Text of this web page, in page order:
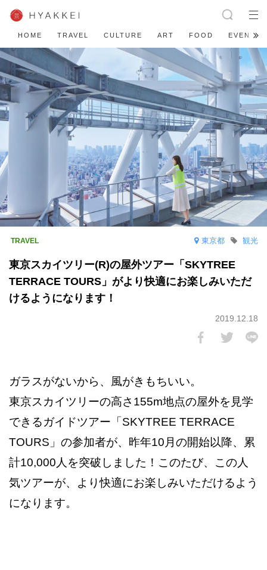
HOME TRAVEL CULTURE ART FOOD EVENT
東京都 観光
東京スカイツリー(R)の屋外ツアー「SKYTREE
TERRACE TOURS」がより快適にお楽しみいただ
けるようになります！
2019.12.18
ガラスがないから、風がきもちいい。
東京スカイツリーの高さ155m地点の屋外を見学
できるガイドツアー「SKYTREE TERRACE
TOURS」の参加者が、昨年10月の開始以降、累
計10,000人を突破しました！このたび、この人
気ツアーが、より快適にお楽しみいただけるよう
になります。